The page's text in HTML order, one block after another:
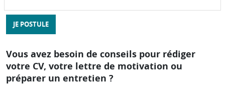
JE POSTULE
Vous avez besoin de conseils pour rédiger
votre CV, votre lettre de motivation ou
préparer un entretien ?